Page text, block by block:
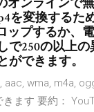
オンラインで
を変換するた
ップするか、
で250の以上
ができます。
wma, m4a,
ます 要約：